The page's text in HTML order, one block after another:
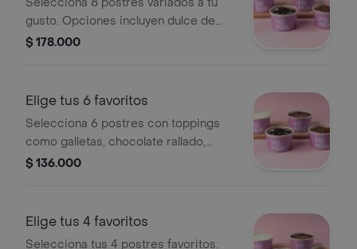
gusto. Opciones incluyen dulce de
leche, oreo, nutella, leche klim y más.
$ 178.000
Elige tus 6 favoritos
Selecciona 6 postres con toppings
como galletas, chocolate rallado,
arequipe, leche klim y más.
$ 136.000
Elige tus 4 favoritos
Selecciona tus 4 postres favoritos.